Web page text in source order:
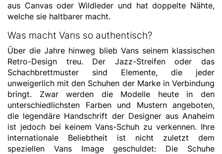
aus Canvas oder Wildleder und hat doppelte Nähte,
welche sie haltbarer macht.
Was macht Vans so authentisch?
Über die Jahre hinweg blieb Vans seinem klassischen
Retro-Design treu. Der Jazz-Streifen oder das
Schachbrettmuster sind Elemente, die jeder
unweigerlich mit den Schuhen der Marke in Verbindung
bringt. Zwar werden die Modelle heute in den
unterschiedlichsten Farben und Mustern angeboten,
die legendäre Handschrift der Designer aus Anaheim
ist jedoch bei keinem Vans-Schuh zu verkennen. Ihre
internationale Beliebtheit ist nicht zuletzt dem
speziellen Vans Image geschuldet: Die Schuhe